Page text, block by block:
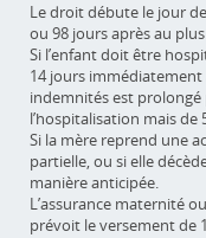
Le droit débute le jour
ou 98 jours après au
Si l’enfant doit être
14 jours immédiatement
indemnités est
l’hospitalisation mais de
Si la mère reprend une
partielle, ou si elle
manière anticipée.
L’assurance maternité
prévoit le versement de